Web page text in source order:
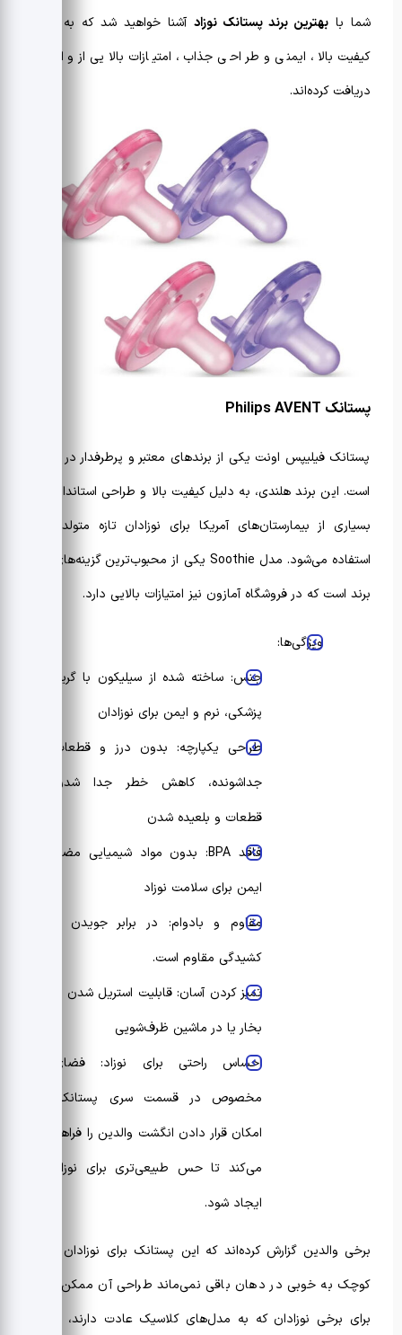
شما با بهترین برند پستانک نوزاد آشنا خواهید شد که به دلیل
کیفیت بالا، ایمنی و طراحی جذاب، امتیازات بالایی از والدین
دریافت کرده‌اند.
پستانک Philips AVENT
پستانک فیلیپس اونت یکی از برندهای معتبر و پرطرفدار در جهان
است. این برند هلندی، به دلیل کیفیت بالا و طراحی استاندارد، در
بسیاری از بیمارستان‌های آمریکا برای نوزادان تازه متولد شده
استفاده می‌شود. مدل Soothie یکی از محبوب‌ترین گزینه‌های این
برند است که در فروشگاه آمازون نیز امتیازات بالایی دارد.
ویژگی‌ها:
جنس: ساخته شده از سیلیکون با گرید
پزشکی، نرم و ایمن برای نوزادان
طراحی یکپارچه: بدون درز و قطعات
جداشونده، کاهش خطر جدا شدن
قطعات و بلعیده شدن
فاقد BPA: بدون مواد شیمیایی مضر،
ایمن برای سلامت نوزاد
مقاوم و بادوام: در برابر جویدن و
کشیدگی مقاوم است.
تمیز کردن آسان: قابلیت استریل شدن با
بخار یا در ماشین ظرف‌شویی
احساس راحتی برای نوزاد: فضای
مخصوص در قسمت سری پستانک،
امکان قرار دادن انگشت والدین را فراهم
می‌کند تا حس طبیعی‌تری برای نوزاد
ایجاد شود.
برخی والدین گزارش کرده‌اند که این پستانک برای نوزادان خیلی
کوچک به خوبی در دهان باقی نمی‌ماند طراحی آن ممکن است
برای برخی نوزادان که به مدل‌های کلاسیک عادت دارند، جذاب